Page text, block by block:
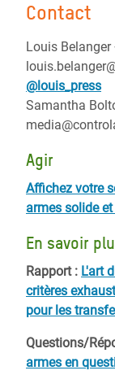
Contact
Louis
@louis_press
Samantha
Agir
Affichez votre
armes solide
En savoir
Rapport : L'art
critères
pour les
Questions/
armes en